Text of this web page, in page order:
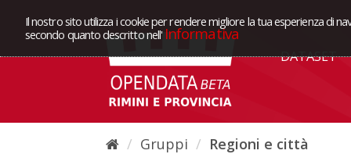
Il nostro sito utilizza i cookie per rendere migliore la tua esperienza di
secondo quanto descritto nell' Informativa
DATASET
Gruppi Regioni e città